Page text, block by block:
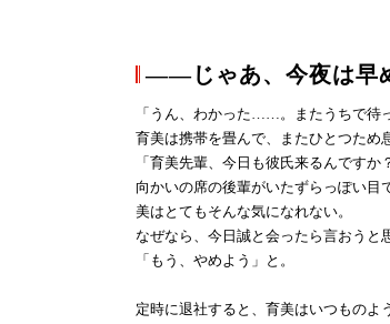
――じゃあ、今夜は早
「うん、わかった……。またうちで待
育美は携帯を畳んで、またひとつた
「育美先輩、今日も彼氏来るんです
向かいの席の後輩がいたずらっぽい
美はとてもそんな気になれない。
なぜなら、今日誠と会ったら言おうと
「もう、やめよう」と。
定時に退社すると、育美はいつもの